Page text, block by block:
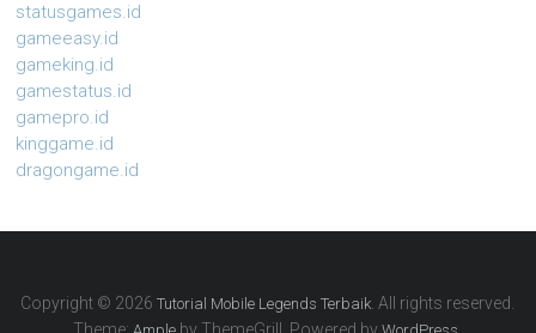
statusgames.id
gameeasy.id
gameking.id
gamestatus.id
gamepro.id
kinggame.id
dragongame.id
Copyright © 2026Tutorial Mobile Legends Terbaik. All rights reserved.